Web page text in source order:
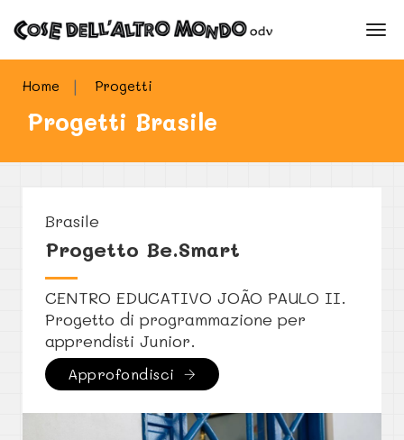
Home Progetti
Progetti Brasile
Brasile
Progetto Be.Smart
CENTRO EDUCATIVO JOÃO PAULO II.
Progetto di programmazione per
apprendisti Junior.
Approfondisci